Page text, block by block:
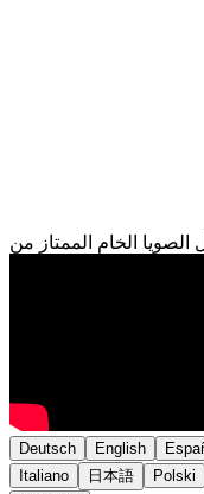
Deutsch English
Italiano
日本語 Polski